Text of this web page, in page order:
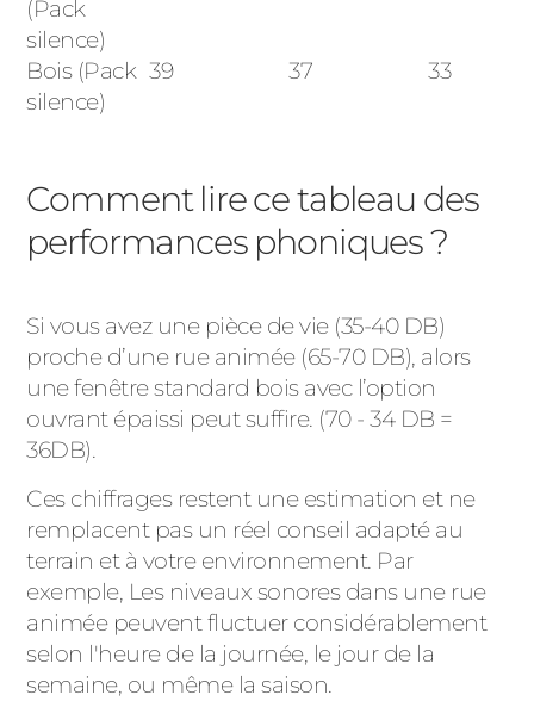
(Pack
silence)
Bois (Pack
silence)
39 37 33
Comment lire ce tableau des
performances phoniques ?
Si vous avez une pièce de vie (35-40 DB)
proche d’une rue animée (65-70 DB), alors
une fenêtre standard bois avec l’option
ouvrant épaissi peut suffire. (70 - 34 DB =
36DB).
Ces chiffrages restent une estimation et ne
remplacent pas un réel conseil adapté au
terrain et à votre environnement. Par
exemple, Les niveaux sonores dans une rue
animée peuvent fluctuer considérablement
selon l'heure de la journée, le jour de la
semaine, ou même la saison.